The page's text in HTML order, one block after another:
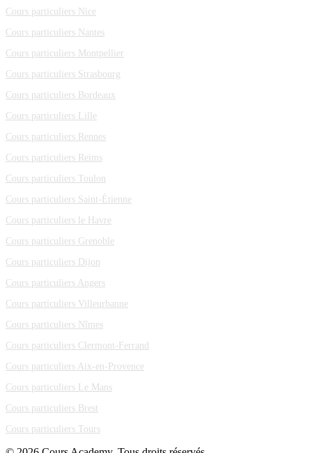
Cours particuliers Nice
Cours particuliers Nantes
Cours particuliers Montpellier
Cours particuliers Strasbourg
Cours particuliers Bordeaux
Cours particuliers Lille
Cours particuliers Rennes
Cours particuliers Reims
Cours particuliers Toulon
Cours particuliers Saint-Étienne
Cours particuliers le Havre
Cours particuliers Grenoble
Cours particuliers Dijon
Cours particuliers Angers
Cours particuliers Villeurbanne
Cours particuliers Nîmes
Cours particuliers Clermont-Ferrand
Cours particuliers Aix-en-Provence
Cours particuliers Le Mans
Cours particuliers Brest
Cours particuliers Tours